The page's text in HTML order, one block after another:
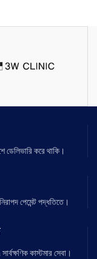
ডেলিভারি করে থাকি।
পেমেন্ট পদ্ধতিতে।
কাস্টমার সেবা।